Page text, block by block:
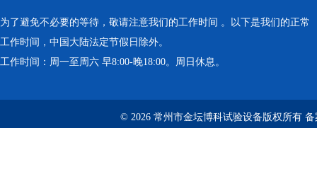
为了避免不必要的等待，敬请注意我们的工作时间 。以下是我们的正常
工作时间，中国大陆法定节假日除外。
工作时间：周一至周六 早8:00-晚18:00。周日休息。
© 2026 常州市金坛博科试验设备版权所有 备